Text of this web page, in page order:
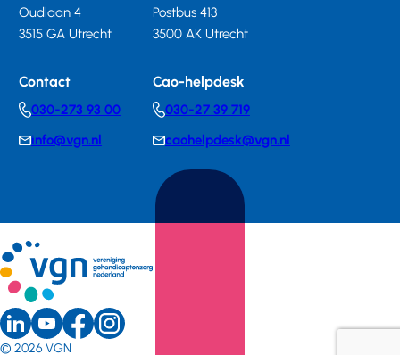
Oudlaan 4
3515 GA Utrecht
Postbus 413
3500 AK Utrecht
Contact
Telephonenumber
030-273 93 00
E-info@vgn.nl
Cao-helpdesk
Telephonenumber
030-27 39 719
E-
mail
caohelpdesk@vgn.nl
Sociale
LinkedIn
(external
Youtube
(external
Instagram
© 2026 VGN